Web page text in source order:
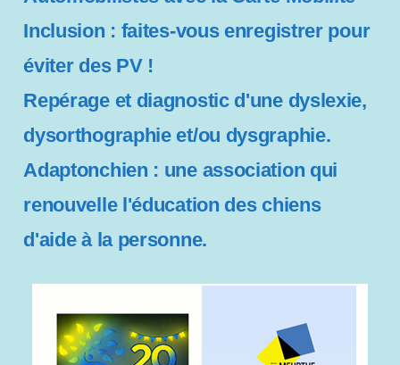
Inclusion : faites-vous enregistrer pour
éviter des PV !
Repérage et diagnostic d'une dyslexie,
dysorthographie et/ou dysgraphie.
Adaptonchien : une association qui
renouvelle l'éducation des chiens
d'aide à la personne.